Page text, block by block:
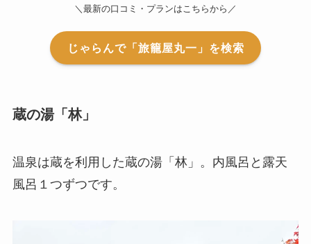
＼最新の口コミ・プランはこちらから／
じゃらんで「旅籠屋丸一」を検索
蔵の湯「林」
温泉は蔵を利用した蔵の湯「林」。内風呂と露天
風呂１つずつです。